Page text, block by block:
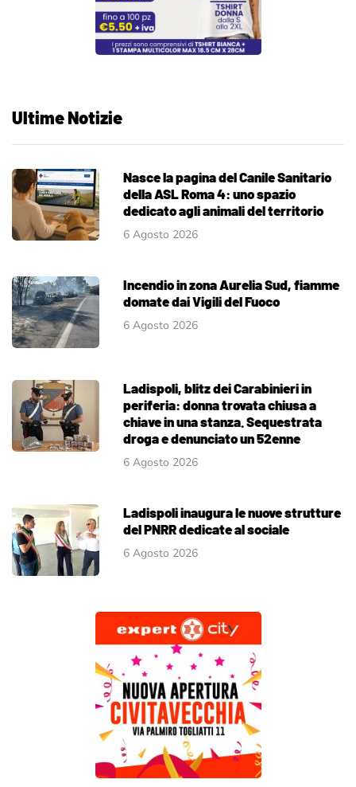
Ultime Notizie
Nasce la pagina del Canile Sanitario
della ASL Roma 4: uno spazio
dedicato agli animali del territorio
6 Agosto 2026
Incendio in zona Aurelia Sud, fiamme
domate dai Vigili del Fuoco
6 Agosto 2026
Ladispoli, blitz dei Carabinieri in
periferia: donna trovata chiusa a
chiave in una stanza. Sequestrata
droga e denunciato un 52enne
6 Agosto 2026
Ladispoli inaugura le nuove strutture
del PNRR dedicate al sociale
6 Agosto 2026